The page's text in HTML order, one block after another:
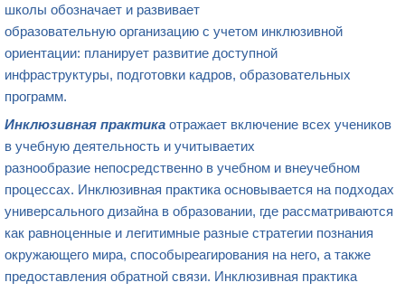
школы обозначает и развивает
образовательную организацию с учетом инклюзивной
ориентации: планирует развитие доступной
инфраструктуры, подготовки кадров, образовательных
программ.
Инклюзивная практика отражает включение всех учеников
в учебную деятельность и учитываетих
разнообразие непосредственно в учебном и внеучебном
процессах. Инклюзивная практика основывается на подходах
универсального дизайна в образовании, где рассматриваются
как равноценные и легитимные разные стратегии познания
окружающего мира, способыреагирования на него, а также
предоставления обратной связи. Инклюзивная практика